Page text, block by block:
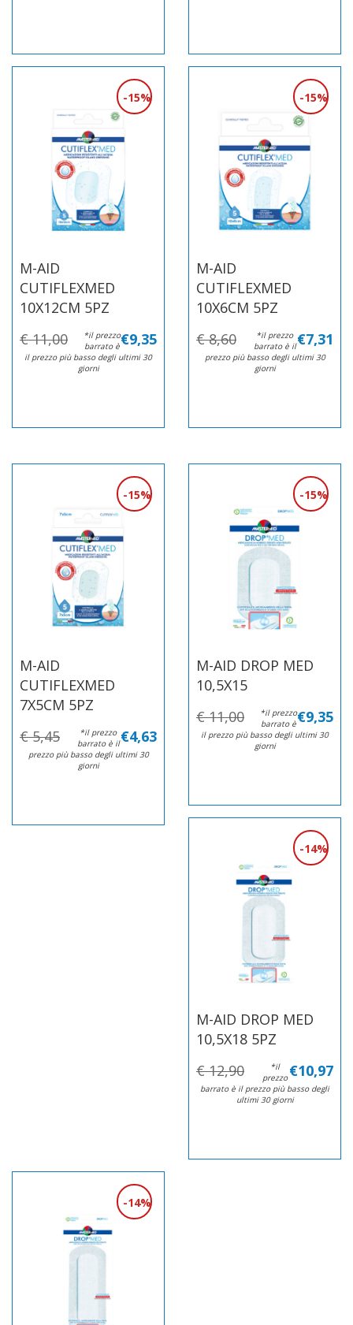
M-AID
CUTIFLEXMED
10X12CM 5PZ
15%
€ 11,00 €9,35
*il prezzo
barrato è
il prezzo più basso degli ultimi 30
giorni
M-AID
CUTIFLEXMED
10X6CM 5PZ
15%
€ 8,60 €7,31
*il prezzo
barrato è il
prezzo più basso degli ultimi 30
giorni
M-AID
CUTIFLEXMED
7X5CM 5PZ
15%
€ 5,45 €4,63
*il prezzo
barrato è il
prezzo più basso degli ultimi 30
giorni
M-AID DROP MED
10,5X15
15%
€ 11,00 €9,35
*il prezzo
barrato è
il prezzo più basso degli ultimi 30
giorni
M-AID DROP MED
10,5X18 5PZ
14%
€ 12,90 €10,97
*il
prezzo
barrato è il prezzo più basso degli
ultimi 30 giorni
14%